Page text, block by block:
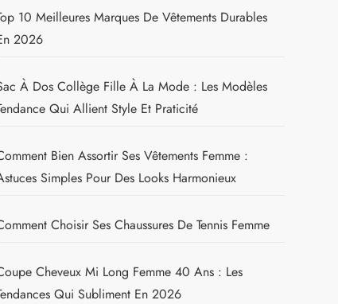
10 Meilleures Marques De Vêtements Durables
2026
À Dos Collège Fille À La Mode : Les Modèles
Qui Allient Style Et Praticité
Bien Assortir Ses Vêtements Femme :
Simples Pour Des Looks Harmonieux
Choisir Ses Chaussures De Tennis Femme
Cheveux Mi Long Femme 40 Ans : Les
Qui Subliment En 2026